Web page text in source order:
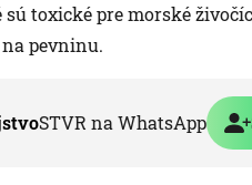
toxické pre morské
pevninu.
STVR na WhatsApp